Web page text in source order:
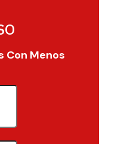
Con Menos